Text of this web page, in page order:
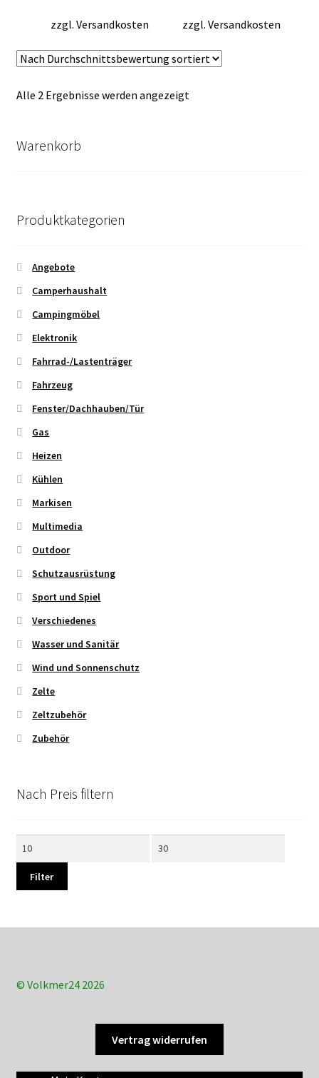
zzgl. Versandkosten zzgl.Versandkosten
Alle 2 Ergebnisse werden angezeigtNach
Warenkorb
Produktkategorien
Angebote
Camperhaushalt
Campingmöbel
Elektronik
Fahrrad-/Lastenträger
Fahrzeug
Fenster/Dachhauben/Tür
Gas
Heizen
Kühlen
Markisen
Multimedia
Outdoor
Schutzausrüstung
Sport und Spiel
Verschiedenes
Wasser und Sanitär
Wind und Sonnenschutz
Zelte
Zeltzubehör
Zubehör
Nach Preis filtern
Filter
© Volkmer24 2026
Vertrag widerrufen